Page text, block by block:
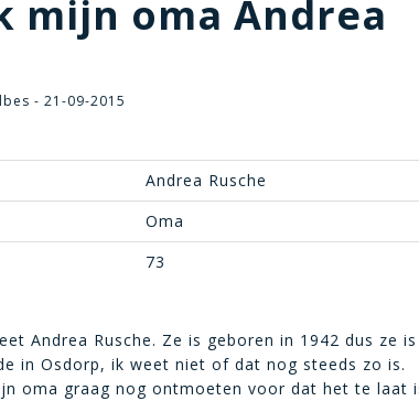
mijn oma Andrea
- 21-09-2015
Andrea Rusche
Oma
73
Andrea Rusche. Ze is geboren in 1942 dus ze is
in Osdorp, ik weet niet of dat nog steeds zo is.
oma graag nog ontmoeten voor dat het te laat